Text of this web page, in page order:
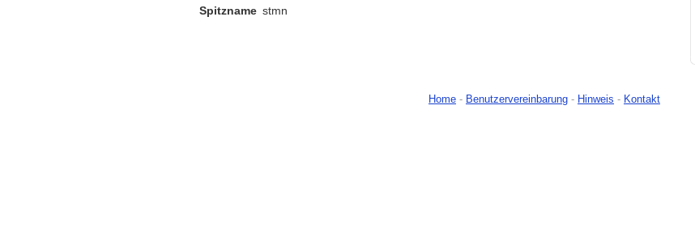
Spitzname stmn
Home - Benutzervereinbarung - Hinweis - Kontakt